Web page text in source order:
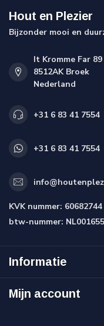
Hout en Plezier
Bijzonder mooi en
It Kromme Far 89
8512AK Broek
Nederland
+31 6 83 41 7554
+31 6 83 41 7554
KVK nummer: 60682744
btw-nummer:
Informatie
Mijn account